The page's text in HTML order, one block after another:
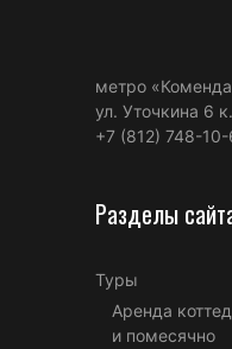
метро
ул. Уточкина 6
+7 (812) 748-
Разделы
Туры
Аренда
и помесячно